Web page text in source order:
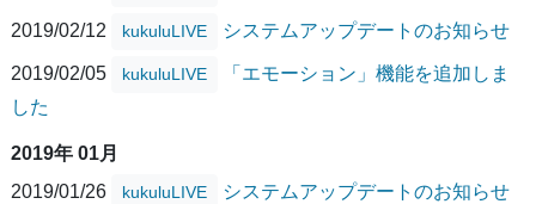
2019/02/12 kukuluLIVE システムアップデートのお知らせ
2019/02/05 kukuluLIVE
「エモーション」機能を追加しま
した
2019年 01月
2019/01/26
kukuluLIVE システムアップデートのお知らせ